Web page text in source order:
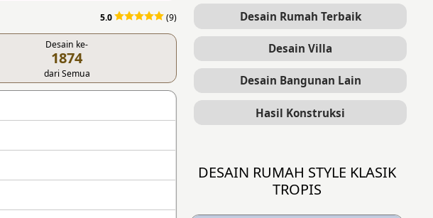
5.0 (9)
Desain ke-
1874
dari Semua
Desain Rumah Terbaik
Desain Villa
Desain Bangunan Lain
Hasil Konstruksi
DESAIN RUMAH STYLE KLASIK
TROPIS